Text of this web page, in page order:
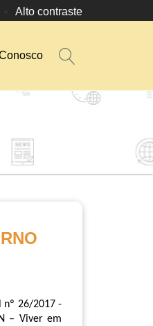
Alto contraste
nº 26/2017 -
– Viver em